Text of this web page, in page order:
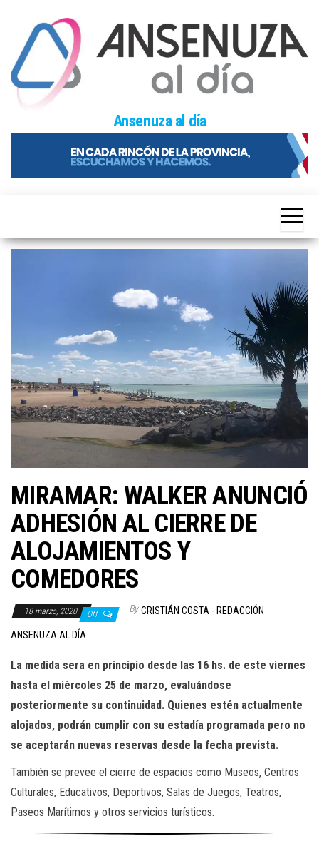
content
Ansenuza al día
MIRAMAR: WALKER ANUNCIÓ
ADHESIÓN AL CIERRE DE
ALOJAMIENTOS Y
COMEDORES
18 marzo, 2020 Off By CRISTIÁN COSTA - REDACCIÓN
ANSENUZA AL DÍA
La medida sera en principio desde las 16 hs. de este viernes
hasta el miércoles 25 de marzo, evaluándose
posteriormente su continuidad. Quienes estén actualmente
alojados, podrán cumplir con su estadía programada pero no
se aceptarán nuevas reservas desde la fecha prevista.
También se prevee el cierre de espacios como Museos, Centros
Culturales, Educativos, Deportivos, Salas de Juegos, Teatros,
Paseos Marítimos y otros servicios turísticos.